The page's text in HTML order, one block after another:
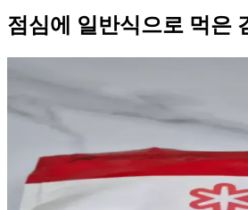
점심에 일반식으로 먹은